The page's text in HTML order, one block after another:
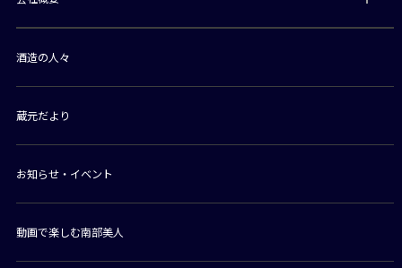
酒造の人々
蔵元だより
お知らせ・イベント
動画で楽しむ南部美人